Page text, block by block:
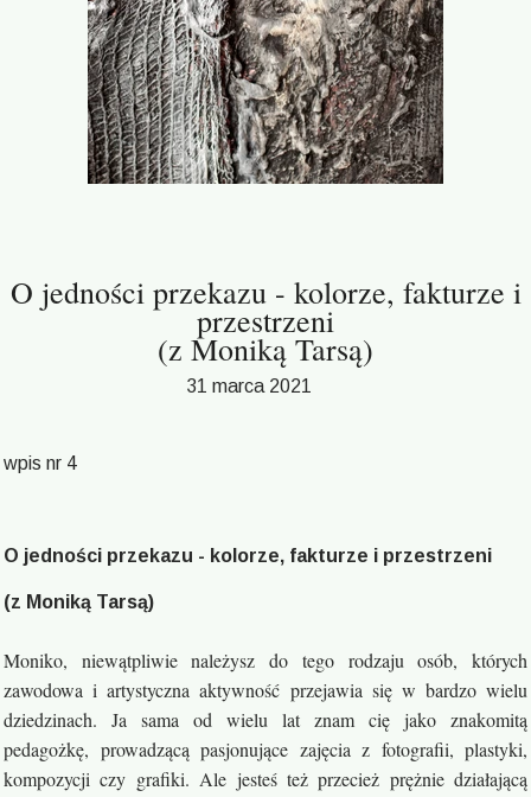
O jedności przekazu - kolorze, fakturze i
przestrzeni
(z Moniką Tarsą)
31 marca 2021
wpis nr 4
O jedności przekazu - kolorze, fakturze i przestrzeni
(z Moniką Tarsą)
Moniko, niewątpliwie należysz do tego rodzaju osób, których
zawodowa i artystyczna aktywność przejawia się w bardzo wielu
dziedzinach. Ja sama od wielu lat znam cię jako znakomitą
pedagożkę, prowadzącą pasjonujące zajęcia z fotografii, plastyki,
kompozycji czy grafiki. Ale jesteś też przecież prężnie działającą